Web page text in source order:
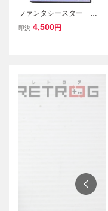
ファンタシースター 復
刻版 箱とジャケットの
即決 4,500円